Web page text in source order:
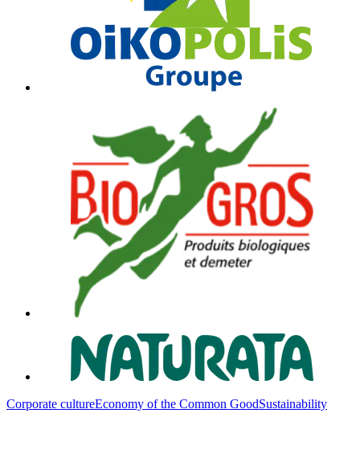
Corporate cultureEconomy of the Common GoodSustainability